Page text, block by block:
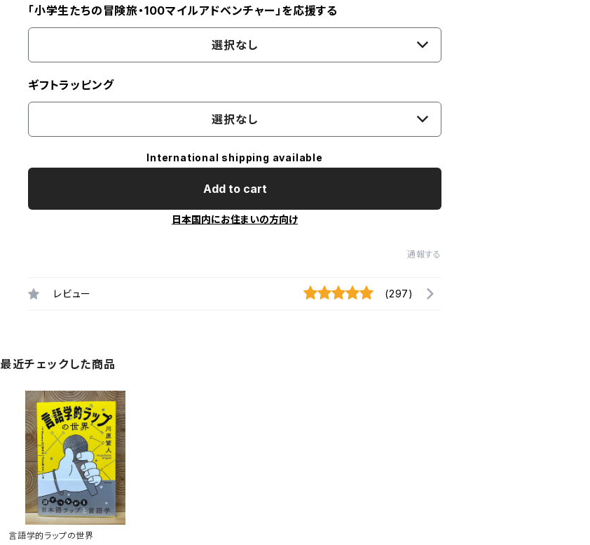
「小学生たちの冒険旅・100マイルアドベンチャー」を応援する
選択なし
ギフトラッピング
選択なし
International shipping available
Add to cart
日本国内にお住まいの方向け
通報する
レビュー (297)
最近チェックした商品
言語学的ラップの世界